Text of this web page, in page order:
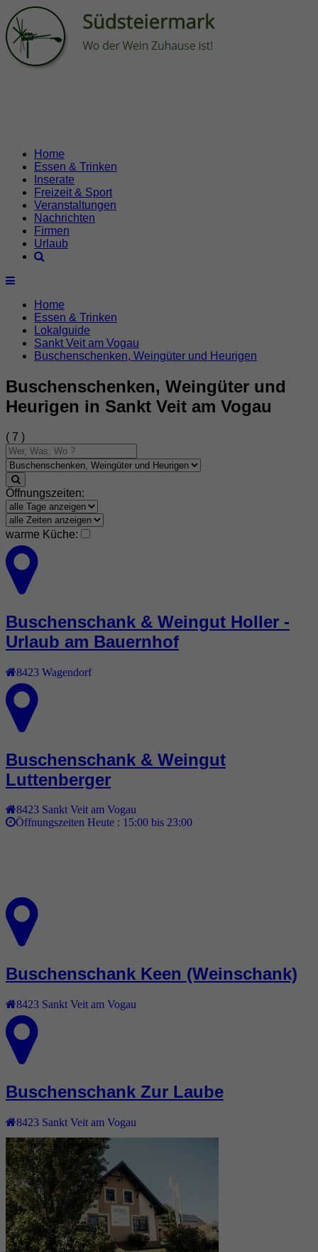
Home
Essen & Trinken
Inserate
Freizeit & Sport
Veranstaltungen
Nachrichten
Firmen
Urlaub
Home
Essen & Trinken
Lokalguide
Sankt Veit am Vogau
Buschenschenken, Weingüter und Heurigen
Buschenschenken, Weingüter und
Heurigen in Sankt Veit am Vogau
( 7 )
Öffnungszeiten:
warme Küche:
Buschenschank & Weingut Holler -
Urlaub am Bauernhof
8423 Wagendorf
Buschenschank & Weingut
Luttenberger
8423 Sankt Veit am Vogau
Öffnungszeiten Heute : 15:00 bis 23:00
Buschenschank Keen (Weinschank)
8423 Sankt Veit am Vogau
Buschenschank Zur Laube
8423 Sankt Veit am Vogau